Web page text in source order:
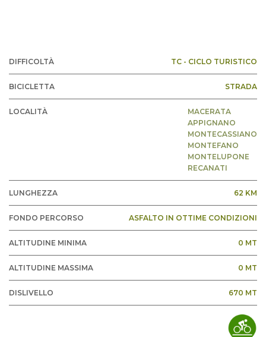
DIFFICOLTÀ TC - CICLO TURISTICO
BICICLETTA STRADA
LOCALITÀ
MACERATA
APPIGNANO
MONTECASSIANO
MONTEFANO
MONTELUPONE
RECANATI
LUNGHEZZA 62 KM
FONDO PERCORSO ASFALTO IN OTTIME CONDIZIONI
ALTITUDINE MINIMA 0 MT
ALTITUDINE MASSIMA 0 MT
DISLIVELLO 670 MT